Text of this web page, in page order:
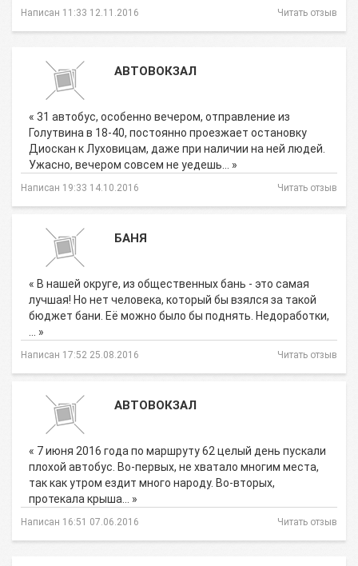
Написан 11:33 12.11.2016 Читать отзыв
АВТОВОКЗАЛ
« 31 автобус, особенно вечером, отправление из
Голутвина в 18-40, постоянно проезжает остановку
Диоскан к Луховицам, даже при наличии на ней людей.
Ужасно, вечером совсем не уедешь… »
Написан 19:33 14.10.2016 Читать отзыв
БАНЯ
« В нашей округе, из общественных бань - это самая
лучшая! Но нет человека, который бы взялся за такой
бюджет бани. Её можно было бы поднять. Недоработки,
… »
Написан 17:52 25.08.2016 Читать отзыв
АВТОВОКЗАЛ
« 7 июня 2016 года по маршруту 62 целый день пускали
плохой автобус. Во-первых, не хватало многим места,
так как утром ездит много народу. Во-вторых,
протекала крыша… »
Написан 16:51 07.06.2016 Читать отзыв